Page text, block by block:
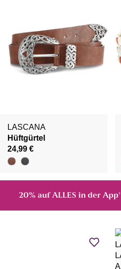
LASCANA
Hüftgürtel
24,99 €
20% auf ALLES in der App²